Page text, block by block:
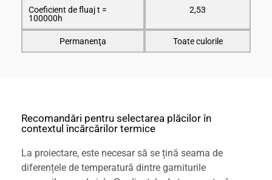
Coeficient de fluaj t =
100000h
2,53
Permanenţa Toate culorile
Recomandări pentru selectarea plăcilor în
contextul încărcărilor termice
La proiectare, este necesar să se țină seama de
diferențele de temperatură dintre garniturile